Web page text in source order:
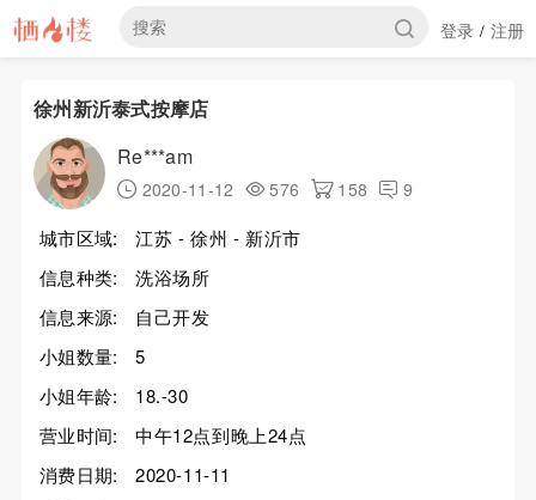
登录 / 注册
徐州新沂泰式按摩店
Re***am
2020-11-12 576 158 9
城市区域:
江苏 - 徐州 - 新沂市
信息种类:
洗浴场所
信息来源:
自己开发
小姐数量:
5
小姐年龄:
18.-30
营业时间:
中午12点到晚上24点
消费日期:
2020-11-11